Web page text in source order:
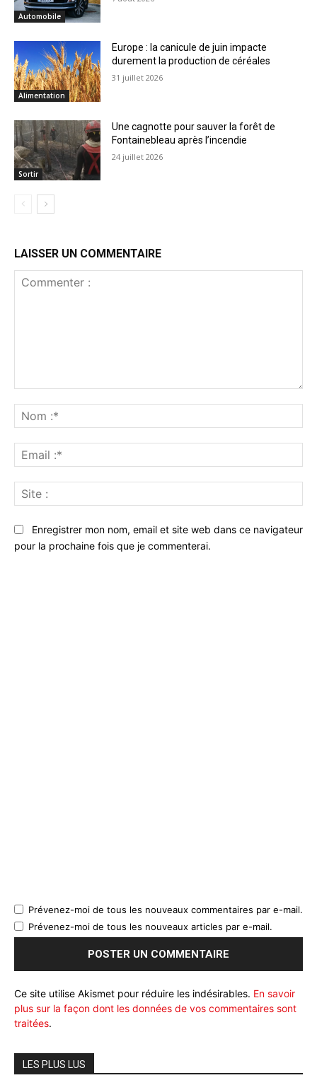
Automobile
Alimentation
Europe : la canicule de juin impacte
durement la production de céréales
31 juillet 2026
Sortir
Une cagnotte pour sauver la forêt de
Fontainebleau après l’incendie
24 juillet 2026
LAISSER UN COMMENTAIRE
:*
:*
:
Enregistrer mon nom, email et site web dans ce navigateur
pour la prochaine fois que je commenterai.
Prévenez-moi de tous les nouveaux commentaires par e-mail.
Prévenez-moi de tous les nouveaux articles par e-mail.
Ce site utilise Akismet pour réduire les indésirables. En savoir
plus sur la façon dont les données de vos commentaires sont
traitées.
LES PLUS LUS